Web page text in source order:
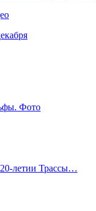
Фото
20-летии Трассы…